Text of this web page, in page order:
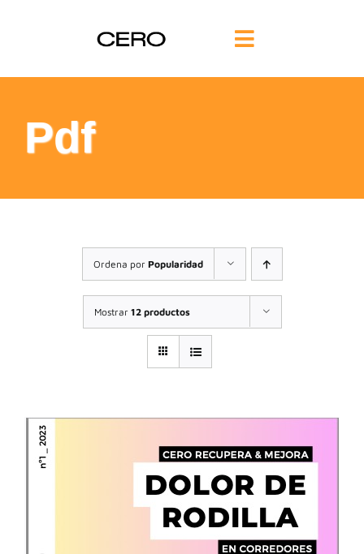
Toggle
Navigation
FILOSOFÍA
TE AYUDAMOS
FORMACIÓN
COMUNIDAD
CONTACTO
Pdf
Ordena por Popularidad
Mostrar 12 productos